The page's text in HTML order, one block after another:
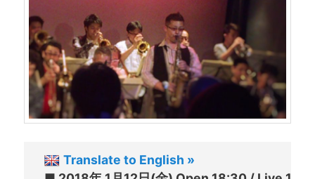
Translate to English »